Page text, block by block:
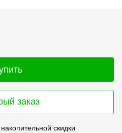
заказ
скидки